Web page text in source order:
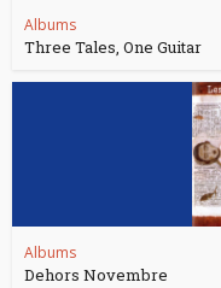
Albums
Three Tales, One Guitar
Albums
Dehors Novembre